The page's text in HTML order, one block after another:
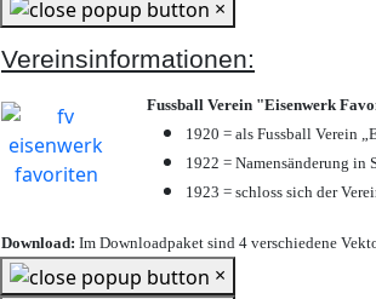
×
Vereinsinformationen:
Fussball Verein "Eisenwerk
1920 = als Fussball Verein
1922 = Namensänderung
1923 = schloss sich der
Download: Im Downloadpaket sind 4 verschiedene
×